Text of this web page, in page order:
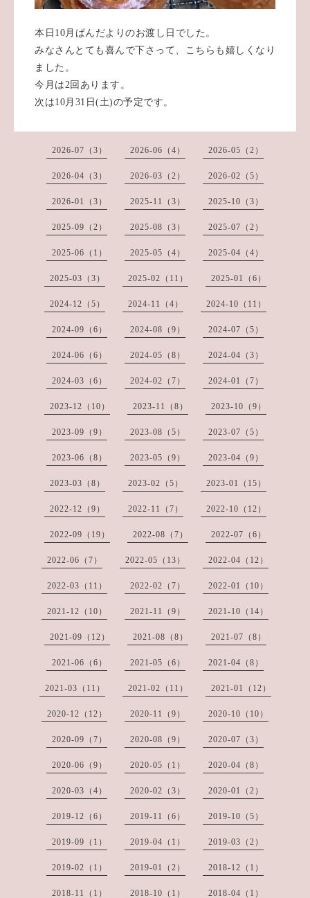
本日10月ぱんだよりのお渡し日でした。
みなさんとても喜んで下さって、こちらも嬉しくなり
ました。
今月は2回あります。
次は10月31日(土)の予定です。
2026-07（3） 2026-06（4） 2026-05（2）
2026-04（3） 2026-03（2） 2026-02（5）
2026-01（3） 2025-11（3） 2025-10（3）
2025-09（2） 2025-08（3） 2025-07（2）
2025-06（1） 2025-05（4） 2025-04（4）
2025-03（3） 2025-02（11） 2025-01（6）
2024-12（5） 2024-11（4） 2024-10（11）
2024-09（6） 2024-08（9） 2024-07（5）
2024-06（6） 2024-05（8） 2024-04（3）
2024-03（6） 2024-02（7） 2024-01（7）
2023-12（10） 2023-11（8） 2023-10（9）
2023-09（9） 2023-08（5） 2023-07（5）
2023-06（8） 2023-05（9） 2023-04（9）
2023-03（8） 2023-02（5） 2023-01（15）
2022-12（9） 2022-11（7） 2022-10（12）
2022-09（19） 2022-08（7） 2022-07（6）
2022-06（7） 2022-05（13） 2022-04（12）
2022-03（11） 2022-02（7） 2022-01（10）
2021-12（10） 2021-11（9） 2021-10（14）
2021-09（12） 2021-08（8） 2021-07（8）
2021-06（6） 2021-05（6） 2021-04（8）
2021-03（11） 2021-02（11） 2021-01（12）
2020-12（12） 2020-11（9） 2020-10（10）
2020-09（7） 2020-08（9） 2020-07（3）
2020-06（9） 2020-05（1） 2020-04（8）
2020-03（4） 2020-02（3） 2020-01（2）
2019-12（6） 2019-11（6） 2019-10（5）
2019-09（1） 2019-04（1） 2019-03（2）
2019-02（1） 2019-01（2） 2018-12（1）
2018-11（1） 2018-10（1） 2018-04（1）